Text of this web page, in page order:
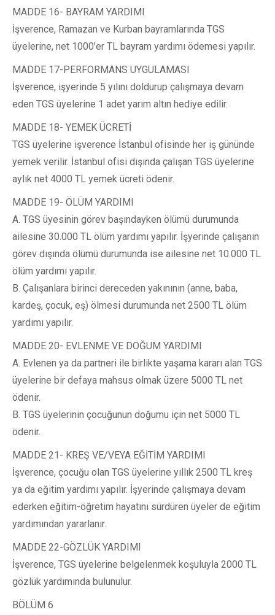
MADDE 16- BAYRAM YARDIMI
İşverence, Ramazan ve Kurban bayramlarında TGS
üyelerine, net 1000’er TL bayram yardımı ödemesi yapılır.
MADDE 17-PERFORMANS UYGULAMASI
İşverence, işyerinde 5 yılını doldurup çalışmaya devam
eden TGS üyelerine 1 adet yarım altın hediye edilir.
MADDE 18- YEMEK ÜCRETİ
TGS üyelerine işverence İstanbul ofisinde her iş gününde
yemek verilir. İstanbul ofisi dışında çalışan TGS üyelerine
aylık net 4000 TL yemek ücreti ödenir.
MADDE 19- ÖLÜM YARDIMI
A. TGS üyesinin görev başındayken ölümü durumunda
ailesine 30.000 TL ölüm yardımı yapılır. İşyerinde çalışanın
görev dışında ölümü durumunda ise ailesine net 10.000 TL
ölüm yardımı yapılır.
B. Çalışanlara birinci dereceden yakınının (anne, baba,
kardeş, çocuk, eş) ölmesi durumunda net 2500 TL ölüm
yardımı yapılır.
MADDE 20- EVLENME VE DOĞUM YARDIMI
A. Evlenen ya da partneri ile birlikte yaşama kararı alan TGS
üyelerine bir defaya mahsus olmak üzere 5000 TL net
ödenir.
B. TGS üyelerinin çocuğunun doğumu için net 5000 TL
ödenir.
MADDE 21- KREŞ VE/VEYA EĞİTİM YARDIMI
İşverence, çocuğu olan TGS üyelerine yıllık 2500 TL kreş
ya da eğitim yardımı yapılır. İşyerinde çalışmaya devam
ederken eğitim-öğretim hayatını sürdüren üyeler de eğitim
yardımından yararlanır.
MADDE 22-GÖZLÜK YARDIMI
İşverence, TGS üyelerine belgelenmek koşuluyla 2000 TL
gözlük yardımında bulunulur.
BÖLÜM 6